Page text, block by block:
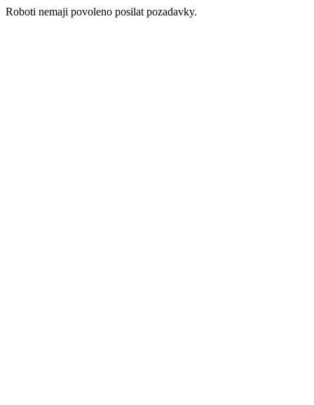
Roboti nemaji povoleno posilat pozadavky.